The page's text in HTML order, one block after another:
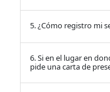
5. ¿Cómo registro mi
6. Si en el lugar en
pide una carta de